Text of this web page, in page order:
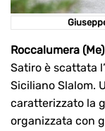
Roccalumera (Me)
Satiro è scattata
Siciliano Slalom.
caratterizzato la
organizzata con